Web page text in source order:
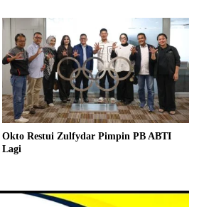
Okto Restui Zulfydar Pimpin PB ABTI
Lagi